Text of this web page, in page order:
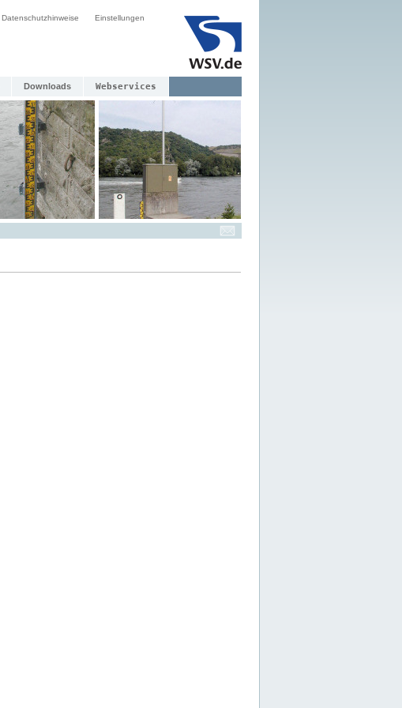
Datenschutzhinweise Einstellungen
Downloads Webservices